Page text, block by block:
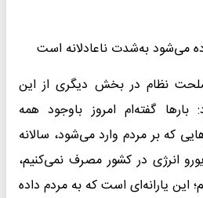
می‌شود به‌شدت ناعادلانه است
نظام در بخش دیگری از این
گفته‌ام امروز باوجود همه
که بر مردم وارد می‌شود، سالانه
۱۵۰ میلیارد یورو انرژی در کشور مصرف نمی‌کنیم،
این یارانه‌ای است که به مردم داده